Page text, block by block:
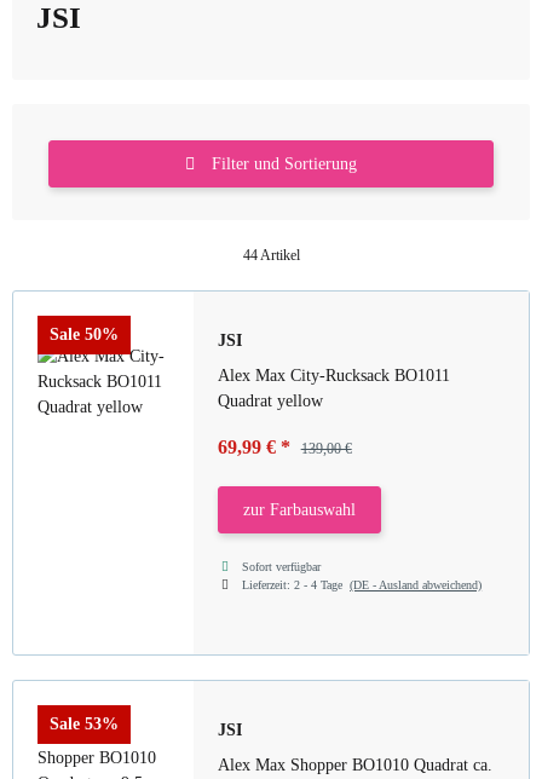
JSI
Filter und Sortierung
44 Artikel
Sale 50%
JSI
Alex Max City-Rucksack BO1011
Quadrat yellow
69,99 € * 139,00 €
zur Farbauswahl
Sofort verfügbar
Lieferzeit:2 - 4 Tage(DE - Ausland abweichend)
Sale 53%
JSI
Alex Max Shopper BO1010 Quadrat ca.